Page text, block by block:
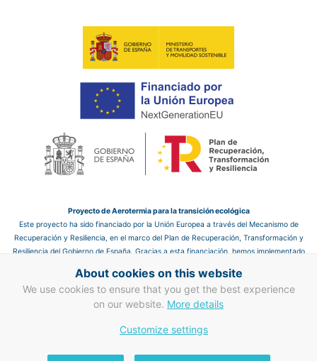
Proyecto de Aerotermia para la transición ecológica
Este proyecto ha sido financiado por la Unión Europea a través del Mecanismo de
Recuperación y Resiliencia, en el marco del Plan de Recuperación, Transformación y
Resiliencia del Gobierno de España. Gracias a esta financiación, hemos implementado
y reducir las emisiones de CO₂, contribuyendo así a un futuro más sostenible.
Proyecto de mejora en eficiencia energética en clima y ACS
Recuperación y Resiliencia, hemos llevado a cabo mejoras en la eficiencia energética
ecológica y la sostenibilidad, mejorando la gestión energética del hotel y
About cookies on this website
We use cookies to ensure that you get the best experience
on our website. More details
Customize settings